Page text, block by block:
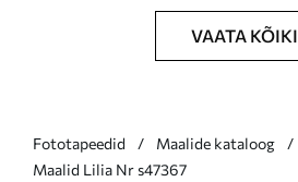
VAATA KÕIKI
Fototapeedid Maalide kataloog
Maalid Lilia Nr s47367